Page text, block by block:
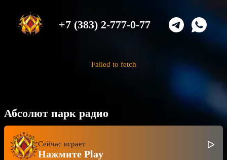
+7 (383) 2-777-0-77
Failed to fetch
Абсолют парк радио
Сейчас играет
Нажмите Play